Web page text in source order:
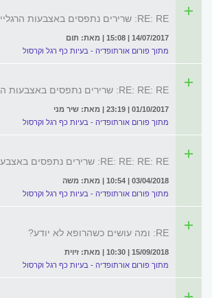
RE: RE: שרירים נתפסים באצבעות הרגליים
14/07/2017 | 15:08 | מאת: תום
מתוך פורום אורתופדיה - בעיות כף רגל וקרסול
RE: RE: RE: שרירים נתפסים באצבעות הרגליים
01/10/2017 | 23:19 | מאת: שיר מני
מתוך פורום אורתופדיה - בעיות כף רגל וקרסול
RE: RE: RE: RE: שרירים נתפסים באצבעות הרגליים
03/04/2018 | 10:54 | מאת: משה
מתוך פורום אורתופדיה - בעיות כף רגל וקרסול
RE: ומה עושים כשהרופא לא יודע?
15/09/2018 | 10:30 | מאת: זיוית
מתוך פורום אורתופדיה - בעיות כף רגל וקרסול